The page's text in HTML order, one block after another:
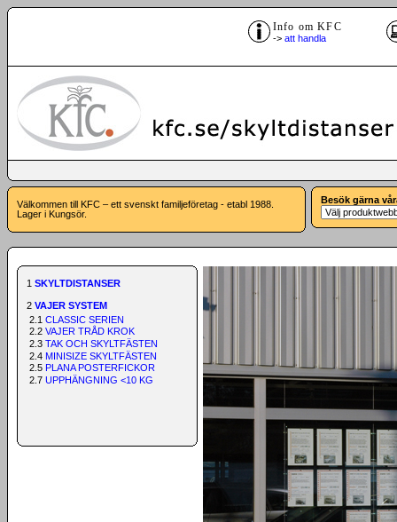
Info om KFC
-> att handla
Välkommen till KFC – ett svenskt familjeföretag - etabl 1988.
Lager i Kungsör.
Besök gärna
1 SKYLTDISTANSER
2 VAJER SYSTEM
2.1 CLASSIC SERIEN
2.2 VAJER TRÅD KROK
2.3 TAK OCH SKYLTFÄSTEN
2.4 MINISIZE SKYLTFÄSTEN
2.5 PLANA POSTERFICKOR
2.7 UPPHÄNGNING <10 KG